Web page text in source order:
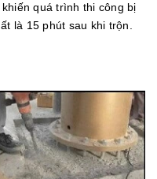
quá trình thi công bị
là 15 phút sau khi trộn.